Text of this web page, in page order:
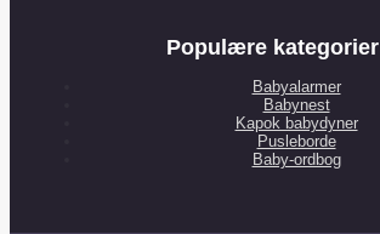
Populære kategorier
Babyalarmer
Babynest
Kapok babydyner
Pusleborde
Baby-ordbog